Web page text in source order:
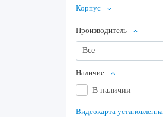
Корпус
Производитель
Все
Наличие
В наличии
Видеокарта